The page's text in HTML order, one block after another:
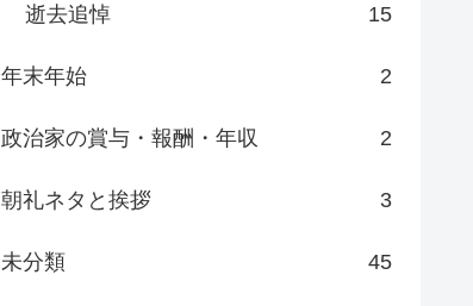
逝去追悼 15
年末年始 2
政治家の賞与・報酬・年収 2
朝礼ネタと挨拶 3
未分類 45